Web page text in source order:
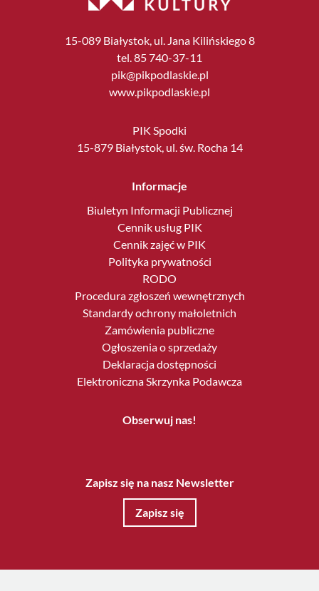
15-089 Białystok, ul. Jana Kilińskiego 8
tel. 85 740-37-11
pik@pikpodlaskie.pl
www.pikpodlaskie.pl
PIK Spodki
15-879 Białystok, ul. św. Rocha 14
Informacje
Biuletyn Informacji Publicznej
Cennik usług PIK
Cennik zajęć w PIK
Polityka prywatności
RODO
Procedura zgłoszeń wewnętrznych
Standardy ochrony małoletnich
Zamówienia publiczne
Ogłoszenia o sprzedaży
Deklaracja dostępności
Elektroniczna Skrzynka Podawcza
Obserwuj nas!
Zapisz się na nasz Newsletter
Zapisz się